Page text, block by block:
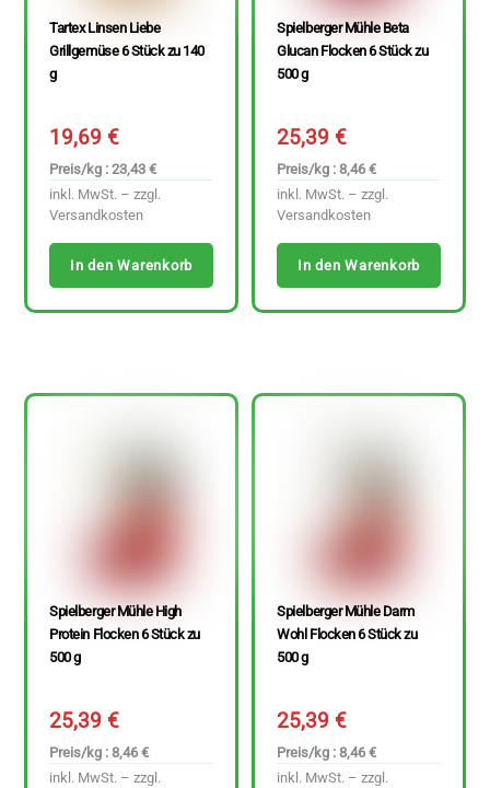
Tartex Linsen Liebe
Grillgemüse 6 Stück zu 140
g
19,69€
Preis/kg : 23,43 €
inkl. MwSt. – zzgl.
Versandkosten
In den Warenkorb
Spielberger Mühle Beta
Glucan Flocken 6 Stück zu
500 g
25,39€
Preis/kg : 8,46 €
inkl. MwSt. – zzgl.
Versandkosten
In den Warenkorb
Spielberger Mühle High
Protein Flocken 6 Stück zu
500 g
25,39€
Preis/kg : 8,46 €
inkl. MwSt. – zzgl.
Spielberger Mühle Darm
Wohl Flocken 6 Stück zu
500 g
25,39€
Preis/kg : 8,46 €
inkl. MwSt. – zzgl.